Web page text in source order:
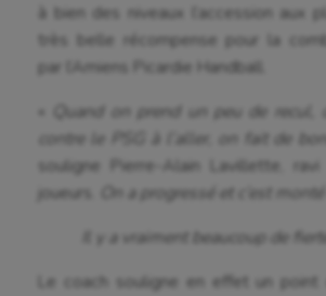
à bien des niveaux l’accession aux
très belle récompense pour la
par l’Amiens Picardie Handball.
Quand on prend un peu de recul,
contre le PSG à l’aller, on fait de
souligne Pierre-Alain Lavillette,
joueurs.
On a progressé et c’est monté
Il y a vraiment beaucoup de fierté
Le coach souligne en effet un